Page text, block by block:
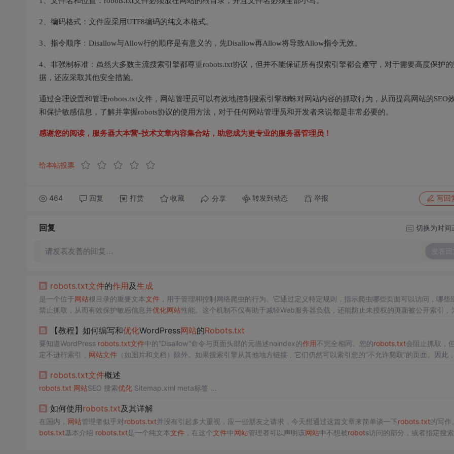
2、编码格式：文件应采用UTF8编码的纯文本格式。
3、指令顺序：Disallow与Allow行的顺序是有意义的，先Disallow再Allow将导致Allow指令无效。
4、非强制标准：虽然大多数主流搜索引擎都尊重robots.txt协议，但并不能保证所有搜索引擎都会遵守，对于需要高度保护的
据，还应采取其他安全措施。
通过合理设置和管理robots.txt文件，网站管理员可以有效地控制搜索引擎蜘蛛对网站内容的抓取行为，从而提高网站的SEO
和保护敏感信息，了解并掌握robots协议的使用方法，对于任何网站管理员和开发者来说都是非常必要的。
感谢您的阅读， 服务器大本营-技术文章内容集合站，助您成为更专业的服务器管理员！
给本帖投票
464 回复 打赏 收藏 分享 转发到动态 举报 写回
回复 切换为时间
请发表友善的回复… 发表回
robots.txt文件的作用 及生成
是一个位于网站根目录的重要文本文件，用于管理和控制网络爬虫的行为。它通过定义特定规则，指示爬虫哪些页面可以访问，哪些
禁止抓取，从而有效保护敏感信息并优化网站性能。这个机制不仅有助于减轻Web服务器负载，还能防止未授权的页面被公开索引，
【教程】如何编写和优化WordPress网站的Robots.txt
要知道WordPress robots.txt文件中的“Disallow”命令与页面头部的元描述noindex的作用不完全相同。您的robots.txt会阻止抓取，
定不进行索引， 网站文件（如图片和文档）除外。如果搜索引擎从其他地方链接，它们仍然可以索引您的“不允许爬取”的页面。因此
robots.txt文件概述
robots.txt 网站SEO 搜索优化Sitemap.xml meta标签 ...
如何使用robots.txt及其详解
在国内， 网站管理者似乎对robots.txt并没有引起多大重视，应一些朋友之请求，今天想通过这篇文章来简单谈一下robots.txt的写作
bots.txt基本介绍 robots.txt是一个纯文本文件，在这个文件中网站管理者可以声明该网站中不想被robots访问的部分，或者指定搜索